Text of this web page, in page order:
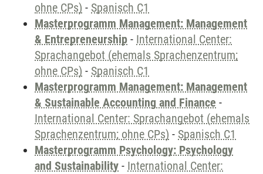
ohne CPs) - Spanisch C1
Masterprogramm Management: Management
& Entrepreneurship - International Center:
Sprachangebot (ehemals Sprachenzentrum;
ohne CPs) - Spanisch C1
Masterprogramm Management: Management
& Sustainable Accounting and Finance -
International Center: Sprachangebot (ehemals
Sprachenzentrum; ohne CPs) - Spanisch C1
Masterprogramm Psychology: Psychology
and Sustainability - International Center: